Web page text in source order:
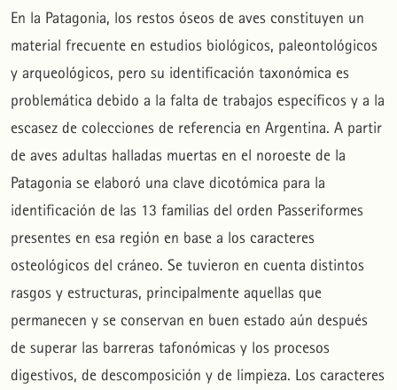
En la Patagonia, los restos óseos de aves constituyen un
material frecuente en estudios biológicos, paleontológicos
y arqueológicos, pero su identificación taxonómica es
problemática debido a la falta de trabajos específicos y a la
escasez de colecciones de referencia en Argentina. A partir
de aves adultas halladas muertas en el noroeste de la
Patagonia se elaboró una clave dicotómica para la
identificación de las 13 familias del orden Passeriformes
presentes en esa región en base a los caracteres
osteológicos del cráneo. Se tuvieron en cuenta distintos
rasgos y estructuras, principalmente aquellas que
permanecen y se conservan en buen estado aún después
de superar las barreras tafonómicas y los procesos
digestivos, de descomposición y de limpieza. Los caracteres